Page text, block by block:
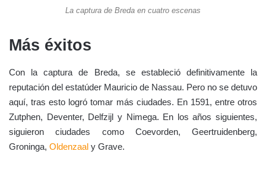
La captura de Breda en cuatro escenas
Más éxitos
Con la captura de Breda, se estableció definitivamente la
reputación del estatúder Mauricio de Nassau. Pero no se detuvo
aquí, tras esto logró tomar más ciudades. En 1591, entre otros
Zutphen, Deventer, Delfzijl y Nimega. En los años siguientes,
siguieron ciudades como Coevorden, Geertruidenberg,
Groninga, Oldenzaal y Grave.